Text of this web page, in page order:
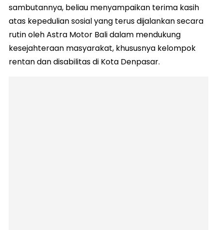
sambutannya, beliau menyampaikan terima kasih
atas kepedulian sosial yang terus dijalankan secara
rutin oleh Astra Motor Bali dalam mendukung
kesejahteraan masyarakat, khususnya kelompok
rentan dan disabilitas di Kota Denpasar.